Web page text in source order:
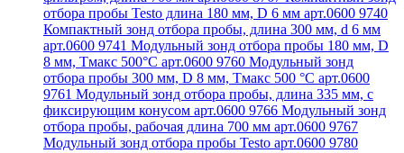
отбора пробы Testo длина 180 мм, D 6 мм арт.0600 9740
Компактный зонд отбора пробы, длина 300 мм, d 6 мм
арт.0600 9741 Модульный зонд отбора пробы 180 мм, D
8 мм, Tмакс 500°С арт.0600 9760 Модульный зонд
отбора пробы 300 мм, D 8 мм, Tмакс 500 °C арт.0600
9761 Модульный зонд отбора пробы, длина 335 мм, с
фиксирующим конусом арт.0600 9766 Модульный зонд
отбора пробы, рабочая длина 700 мм арт.0600 9767
Модульный зонд отбора пробы Testo арт.0600 9780